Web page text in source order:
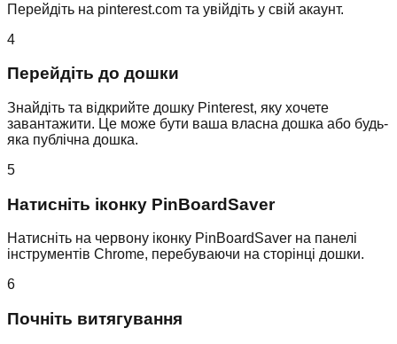
Перейдіть на pinterest.com та увійдіть у свій акаунт.
4
Перейдіть до дошки
Знайдіть та відкрийте дошку Pinterest, яку хочете
завантажити. Це може бути ваша власна дошка або будь-
яка публічна дошка.
5
Натисніть іконку PinBoardSaver
Натисніть на червону іконку PinBoardSaver на панелі
інструментів Chrome, перебуваючи на сторінці дошки.
6
Почніть витягування